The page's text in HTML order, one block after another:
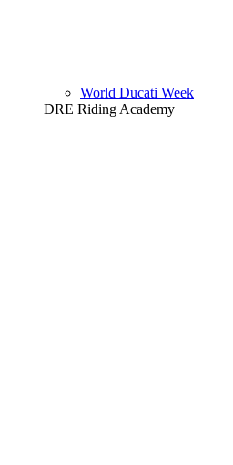
World Ducati Week
DRE Riding Academy